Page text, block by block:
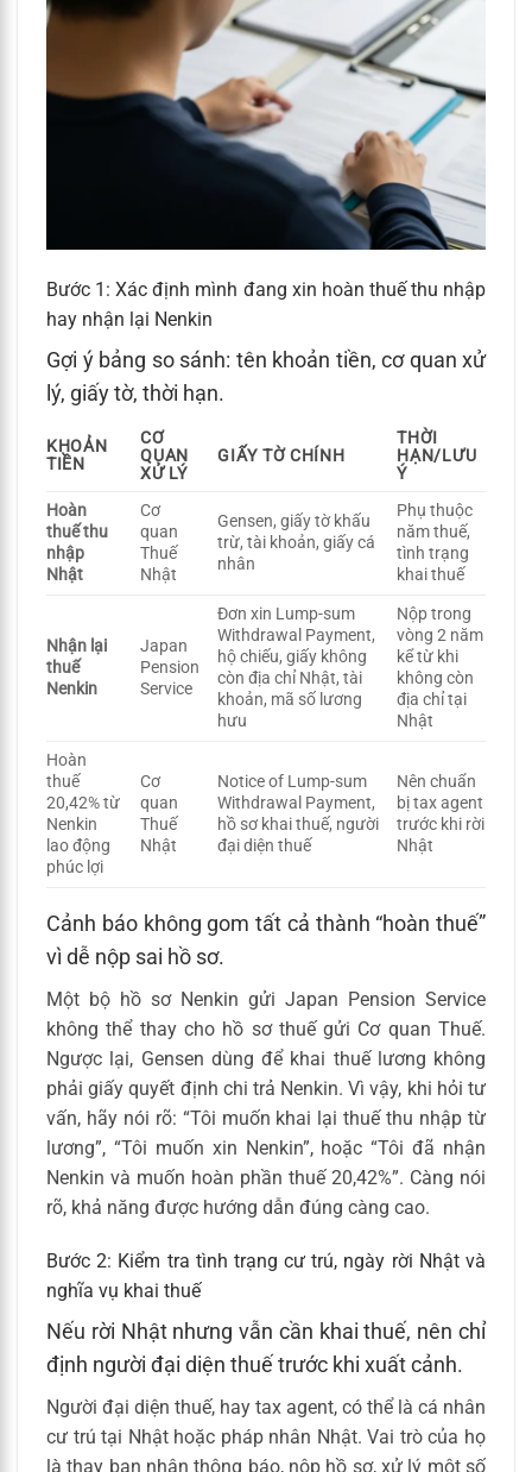
Bước 1: Xác định mình đang xin hoàn thuế thu nhập
hay nhận lại Nenkin
Gợi ý bảng so sánh: tên khoản tiền, cơ quan xử
lý, giấy tờ, thời hạn.
KHOẢN
TIỀN
CƠ
QUAN
XỬ LÝ
GIẤY TỜ CHÍNH
THỜI
HẠN/LƯU
Ý
Hoàn
thuế thu
nhập
Nhật
Cơ
quan
Thuế
Nhật
Gensen, giấy tờ khấu
trừ, tài khoản, giấy cá
nhân
Phụ thuộc
năm thuế,
tình trạng
khai thuế
Nhận lại
thuế
Nenkin
Japan
Pension
Service
Đơn xin Lump-sum
Withdrawal Payment,
hộ chiếu, giấy không
còn địa chỉ Nhật, tài
khoản, mã số lương
hưu
Nộp trong
vòng 2 năm
kể từ khi
không còn
địa chỉ tại
Nhật
Hoàn
thuế
20,42% từ
Nenkin
lao động
phúc lợi
Cơ
quan
Thuế
Nhật
Notice of Lump-sum
Withdrawal Payment,
hồ sơ khai thuế, người
đại diện thuế
Nên chuẩn
bị tax agent
trước khi rời
Nhật
Cảnh báo không gom tất cả thành “hoàn thuế”
vì dễ nộp sai hồ sơ.
Một bộ hồ sơ Nenkin gửi Japan Pension Service
không thể thay cho hồ sơ thuế gửi Cơ quan Thuế.
Ngược lại, Gensen dùng để khai thuế lương không
phải giấy quyết định chi trả Nenkin. Vì vậy, khi hỏi tư
vấn, hãy nói rõ: “Tôi muốn khai lại thuế thu nhập từ
lương”, “Tôi muốn xin Nenkin”, hoặc “Tôi đã nhận
Nenkin và muốn hoàn phần thuế 20,42%”. Càng nói
rõ, khả năng được hướng dẫn đúng càng cao.
Bước 2: Kiểm tra tình trạng cư trú, ngày rời Nhật và
nghĩa vụ khai thuế
Nếu rời Nhật nhưng vẫn cần khai thuế, nên chỉ
định người đại diện thuế trước khi xuất cảnh.
Người đại diện thuế, hay tax agent, có thể là cá nhân
cư trú tại Nhật hoặc pháp nhân Nhật. Vai trò của họ
là thay bạn nhận thông báo, nộp hồ sơ, xử lý một số